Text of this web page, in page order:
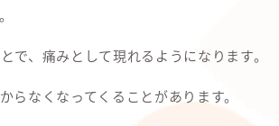
、痛みとして現れるようになります。
なくなってくることがあります。